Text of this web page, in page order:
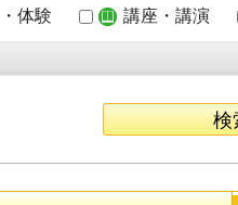
体験 講座・講演